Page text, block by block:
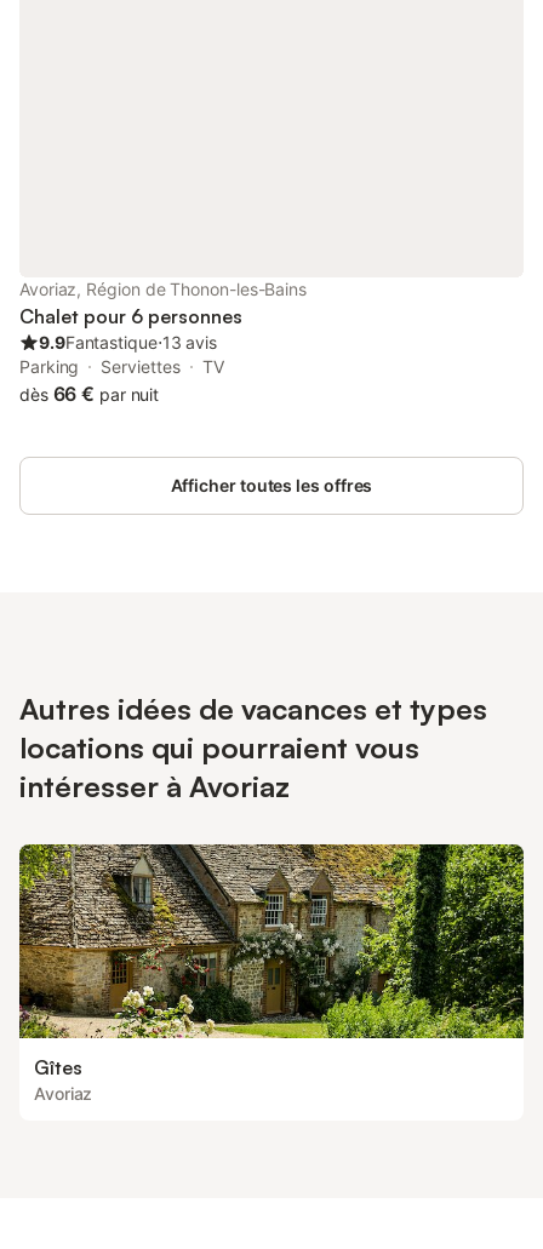
falaise - Ski room avec un sèche-chaussure - Chalet Avoriaz
pied des pistes Avantage Premium: Nos services Premi
Avoriaz, Région de Thonon-les-Bains
Chalet pour 6 personnes
9.9Fantastique⋅13 avis
Parking
Serviettes
TV
dès 66 € par nuit
Afficher toutes les offres
Autres idées de vacances et types
locations qui pourraient vous
intéresser à Avoriaz
Gîtes
Avoriaz